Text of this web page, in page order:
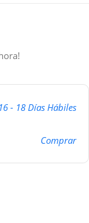
16 - 18 Días Hábiles
Comprar